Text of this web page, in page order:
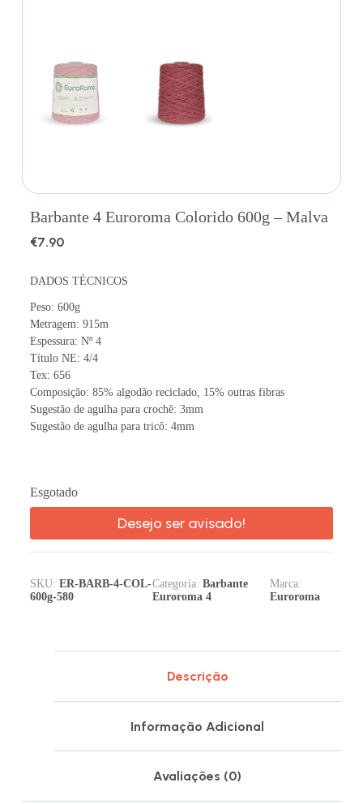
Barbante 4 Euroroma Colorido 600g – Malva
€7.90
DADOS TÉCNICOS
Peso: 600g
Metragem: 915m
Espessura: Nº 4
Título NE: 4/4
Tex: 656
Composição: 85% algodão reciclado, 15% outras fibras
Sugestão de agulha para crochê: 3mm
Sugestão de agulha para tricô: 4mm
Esgotado
Desejo ser avisado!
SKU: ER-BARB-4-COL-
600g-580
Categoria:Barbante
Euroroma 4
Marca:
Euroroma
Descrição
Informação Adicional
Avaliações (0)